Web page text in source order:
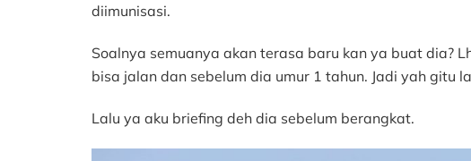
diimunisasi.
Soalnya semuanya akan terasa baru kan ya buat dia?
bisa jalan dan sebelum dia umur 1 tahun. Jadi yah gitu
Lalu ya aku briefing deh dia sebelum berangkat.